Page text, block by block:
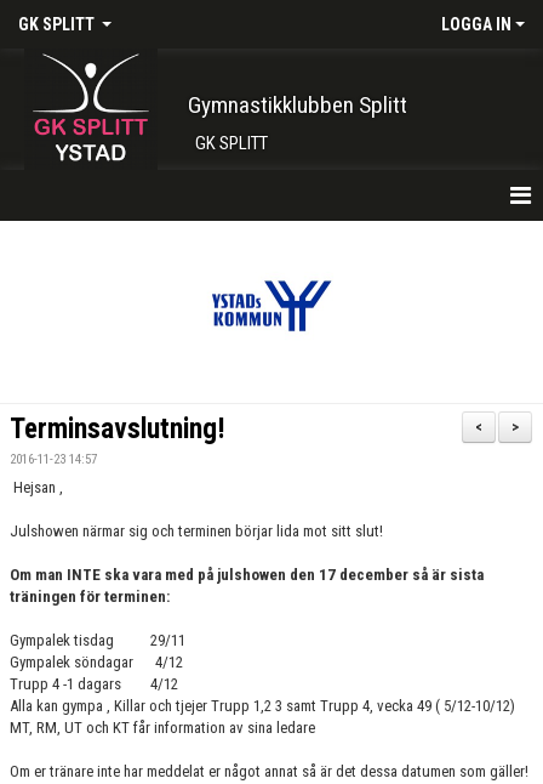
GK SPLITT LOGGA IN
Gymnastikklubben Splitt
GK SPLITT
INTRESSEANMÄLAN
SPONSRING
FRÅGOR & SVAR
FUNKTIONÄRER
>
<
Terminsavslutning!
2016-11-23 14:57
Hejsan ,
Julshowen närmar sig och terminen börjar lida mot sitt slut!
Om man INTE ska vara med på julshowen den 17 december så är sista
träningen för terminen:
Gympalek tisdag 29/11
Gympalek söndagar 4/12
Trupp 4 -1 dagars 4/12
Alla kan gympa , Killar och tjejer Trupp 1,2 3 samt Trupp 4, vecka 49 ( 5/12-10/12)
MT, RM, UT och KT får information av sina ledare
Om er tränare inte har meddelat er något annat så är det dessa datumen som gäller!